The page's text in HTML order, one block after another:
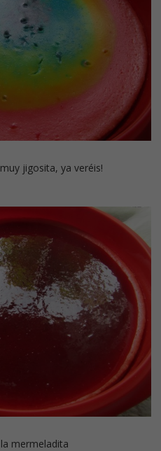
jigosita, ya veréis!
mermeladita